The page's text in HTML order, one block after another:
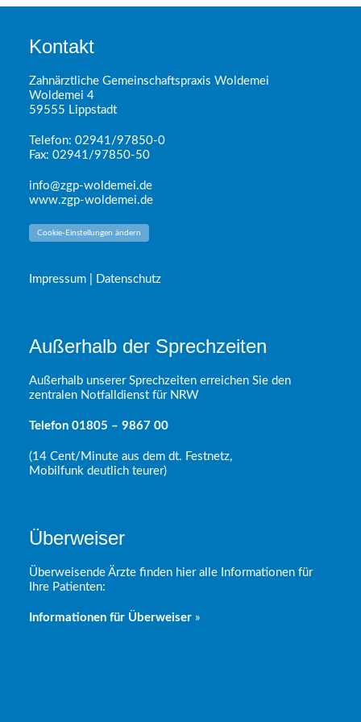
Kontakt
Zahnärztliche Gemeinschaftspraxis Woldemei
Woldemei 4
59555 Lippstadt
Telefon: 02941/97850-0
Fax: 02941/97850-50
info@zgp-woldemei.de
www.zgp-woldemei.de
Cookie-Einstellungen ändern
Impressum | Datenschutz
Außerhalb der Sprechzeiten
Außerhalb unserer Sprechzeiten erreichen Sie den
zentralen Notfalldienst für NRW
Telefon 01805 – 9867 00
(14 Cent/Minute aus dem dt. Festnetz,
Mobilfunk deutlich teurer)
Überweiser
Überweisende Ärzte finden hier alle Informationen für
Ihre Patienten:
Informationen für Überweiser »